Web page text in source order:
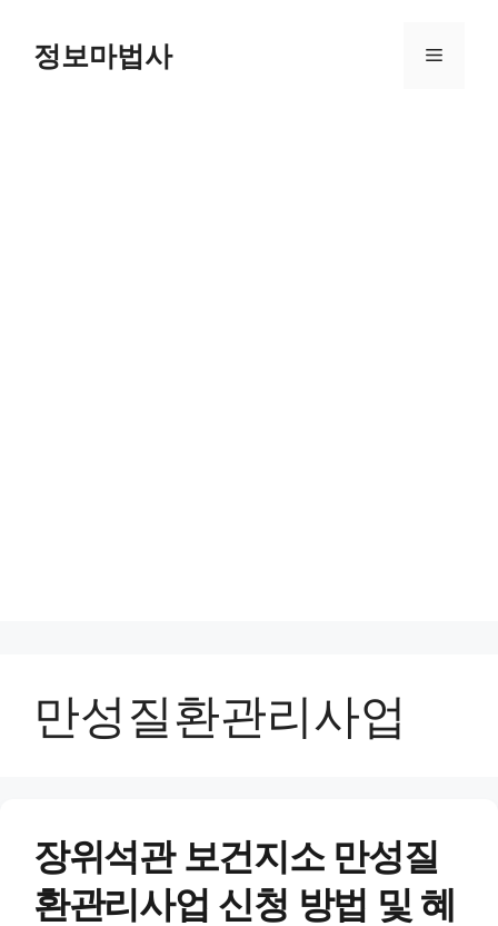
정보마법사 메
만성질환관리사업
장위석관 보건지소 만성질
환관리사업 신청 방법 및 혜